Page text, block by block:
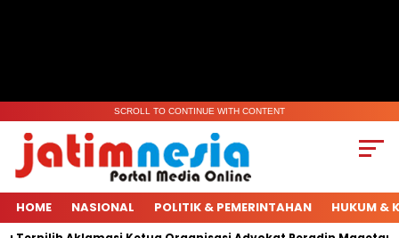
SCROLL TO CONTINUE WITH CONTENT
HOME NASIONAL POLITIK & PEMERINTAHAN HUKUM &